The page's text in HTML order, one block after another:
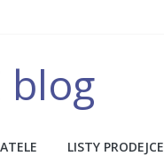
blog
LISTY PRODEJCE